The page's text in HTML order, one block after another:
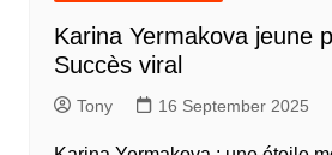
Karina Yermakova jeune
Succès viral
Tony 16 September 2025